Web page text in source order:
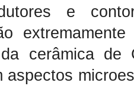
e
da cerâmica
aspectos